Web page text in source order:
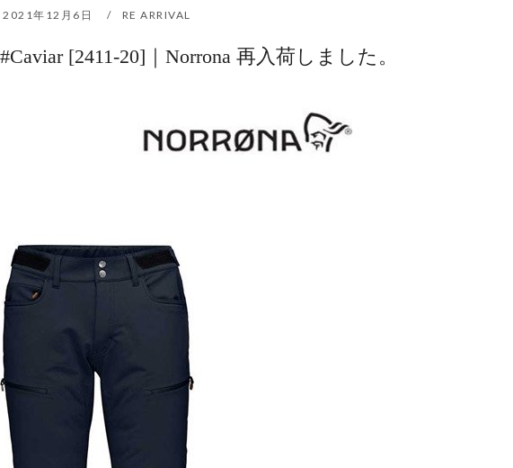
2021年12月6日 RE ARRIVAL
[2411-20]｜Norrona 再入荷しました。